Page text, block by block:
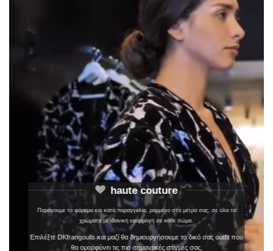
haute couture
Παράγουμε το φόρεμα και κατά παραγγελία, ραμμένο στα μέτρα σας, σε όλα τα
χρώματα με ιδανική εφαρμογή σε κάθε σώμα.
Επιλέξτε DKfrangoulis και μαζί θα δημιουργήσουμε το δικό σας outfit που
θα ομορφύνει τις πιο σημαντικές στιγμές σας.